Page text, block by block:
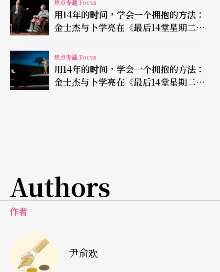
焦点专题 Focus
用14年的时间，学会一个拥抱的方法：
金士杰与卜学亮在《最后14堂星期二的
课》的灵魂交会（上）
焦点专题 Focus
用14年的时间，学会一个拥抱的方法：
金士杰与卜学亮在《最后14堂星期二的
Authors
作者
尹俞欢